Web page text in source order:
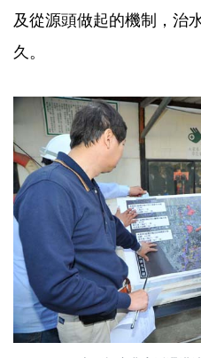
及從源頭做起的機制，治
久。